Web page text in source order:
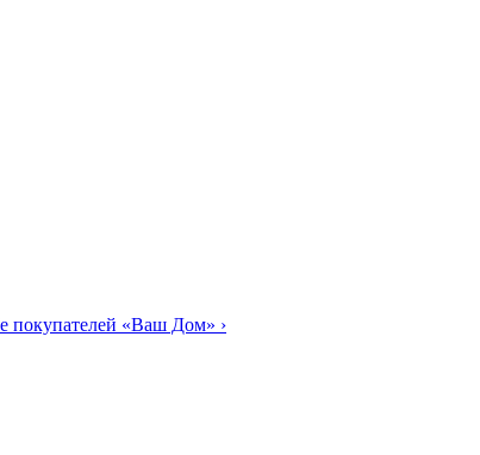
покупателей «Ваш Дом» ›